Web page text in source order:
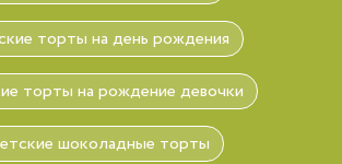
торты на день рождения
торты на рождение девочки
шоколадные торты